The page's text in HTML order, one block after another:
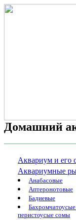
Домашний
Аквариум и его
Аквариумные
Анабасовые
Аптеронотовые
Бадиевые
перистоусые сомы